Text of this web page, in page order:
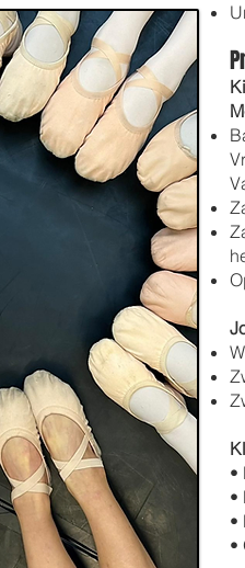
•
•
•
•